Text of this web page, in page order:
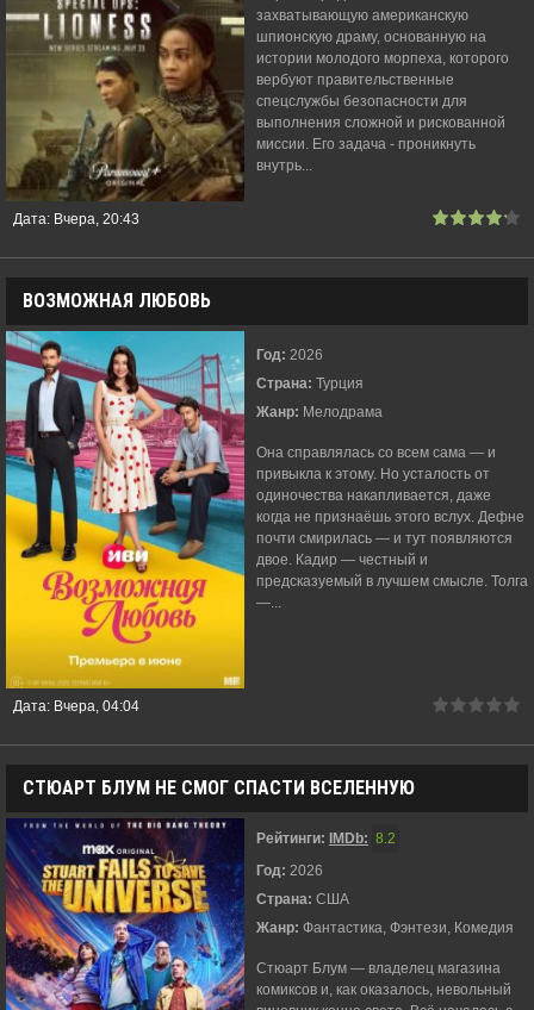
захватывающую американскую
шпионскую драму, основанную на
истории молодого морпеха, которого
вербуют правительственные
спецслужбы безопасности для
выполнения сложной и рискованной
миссии. Его задача - проникнуть
внутрь...
Дата: Вчера, 20:43
ВОЗМОЖНАЯ ЛЮБОВЬ
Год: 2026
Страна: Турция
Жанр: Мелодрама
Она справлялась со всем сама — и
привыкла к этому. Но усталость от
одиночества накапливается, даже
когда не признаёшь этого вслух. Дефне
почти смирилась — и тут появляются
двое. Кадир — честный и
предсказуемый в лучшем смысле. Толга
—...
Дата: Вчера, 04:04
СТЮАРТ БЛУМ НЕ СМОГ СПАСТИ ВСЕЛЕННУЮ
Рейтинги: IMDb: 8.2
Год: 2026
Страна: США
Жанр: Фантастика, Фэнтези, Комедия
Стюарт Блум — владелец магазина
комиксов и, как оказалось, невольный